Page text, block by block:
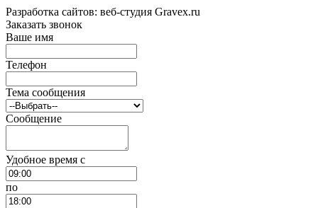
Разработка сайтов: веб-студия Gravex.ru
Заказать звонок
Ваше имя
Телефон
Тема сообщения
Сообщение
Удобное время c
по